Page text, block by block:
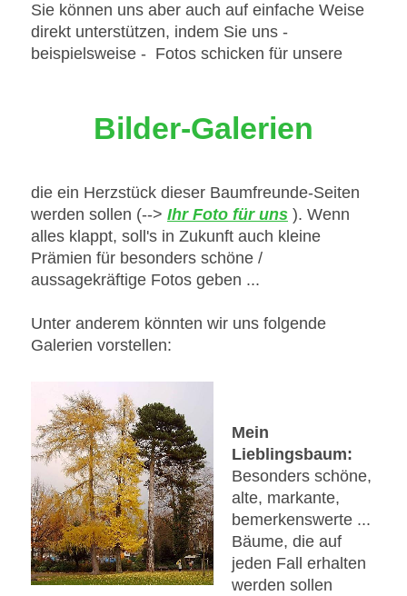
Sie können uns aber auch auf einfache Weise
direkt unterstützen, indem Sie uns -
beispielsweise - Fotos schicken für unsere
Bilder-Galerien
die ein Herzstück dieser Baumfreunde-Seiten
werden sollen (--> Ihr Foto für uns ). Wenn
alles klappt, soll's in Zukunft auch kleine
Prämien für besonders schöne /
aussagekräftige Fotos geben ...
Unter anderem könnten wir uns folgende
Galerien vorstellen:
Mein
Lieblingsbaum:
Besonders schöne,
alte, markante,
bemerkenswerte ...
Bäume, die auf
jeden Fall erhalten
werden sollen